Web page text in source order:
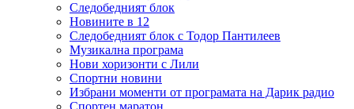
Следобедният блок
Новините в 12
Следобедният блок с Тодор Пантилеев
Музикална програма
Нови хоризонти с Лили
Спортни новини
Избрани моменти от програмата на Дарик радио
Спортен маратон